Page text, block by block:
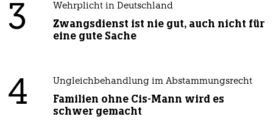
3 Wehrplicht in Deutschland
Zwangsdienst ist nie gut, auch nicht für
eine gute Sache
4 Ungleichbehandlung im Abstammungsrecht
Familien ohne Cis-Mann wird es
schwer gemacht